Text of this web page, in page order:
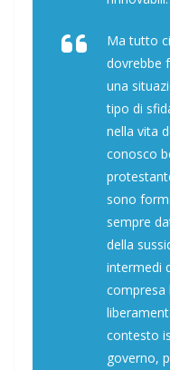
Ma tutto
dovrebbe
una
tipo di
nella vita
conosco
sono
sempre
della
intermedi
compresa
contesto
governo,